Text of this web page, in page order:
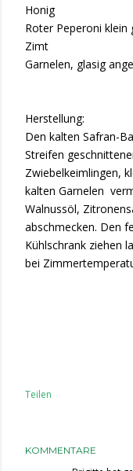
Honig
Roter Peperoni klein
Zimt
Garnelen, glasig
Herstellung:
Den kalten Safran-
Streifen
Zwiebelkeimlingen,
kalten Garnelen
Walnussöl,
abschmecken. Den
Kühlschrank ziehen
bei
Teilen
KOMMENTARE